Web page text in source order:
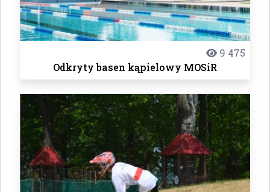
9 475
Odkryty basen kąpielowy MOSiR